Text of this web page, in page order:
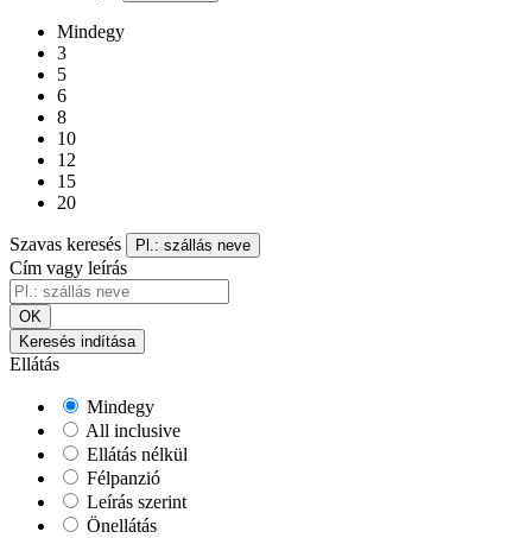
Mindegy
3
5
6
8
10
12
15
20
Szavas keresés Pl.: szállás neve
Cím vagy leírás
OK
Keresés indítása
Ellátás
Mindegy
All inclusive
Ellátás nélkül
Félpanzió
Leírás szerint
Önellátás